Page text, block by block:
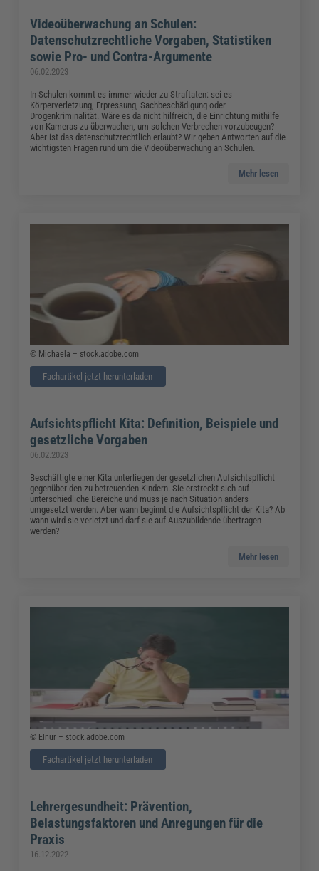
Videoüberwachung an Schulen:
Datenschutzrechtliche Vorgaben, Statistiken
sowie Pro- und Contra-Argumente
06.02.2023
In Schulen kommt es immer wieder zu Straftaten: sei es
Körperverletzung, Erpressung, Sachbeschädigung oder
Drogenkriminalität. Wäre es da nicht hilfreich, die Einrichtung mithilfe
von Kameras zu überwachen, um solchen Verbrechen vorzubeugen?
Aber ist das datenschutzrechtlich erlaubt? Wir geben Antworten auf die
wichtigsten Fragen rund um die Videoüberwachung an Schulen.
Mehr lesen
© Michaela – stock.adobe.com
Fachartikel jetzt herunterladen
Aufsichtspflicht Kita: Definition, Beispiele und
gesetzliche Vorgaben
06.02.2023
Beschäftigte einer Kita unterliegen der gesetzlichen Aufsichtspflicht
gegenüber den zu betreuenden Kindern. Sie erstreckt sich auf
unterschiedliche Bereiche und muss je nach Situation anders
umgesetzt werden. Aber wann beginnt die Aufsichtspflicht der Kita? Ab
wann wird sie verletzt und darf sie auf Auszubildende übertragen
werden?
Mehr lesen
© Elnur – stock.adobe.com
Fachartikel jetzt herunterladen
Lehrergesundheit: Prävention,
Belastungsfaktoren und Anregungen für die
Praxis
16.12.2022